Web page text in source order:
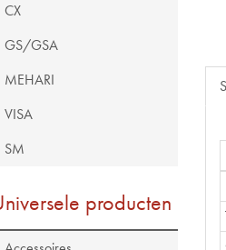
CX
GS/GSA
MEHARI
VISA
SM
producten